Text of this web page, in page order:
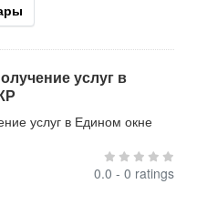
услуг в
услуг в Едином окне
0.0 - 0 ratings